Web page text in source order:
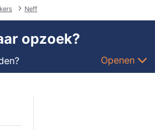
Neff
opzoek?
Openen